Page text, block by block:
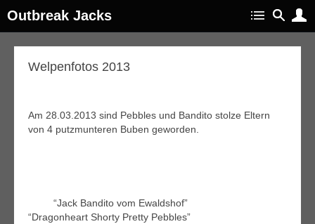
Outbreak Jacks
Welpenfotos 2013
Am 28.03.2013 sind Pebbles und Bandito stolze Eltern
von 4 putzmunteren Buben geworden.
“Jack Bandito vom Ewaldshof”
“Dragonheart Shorty Pretty Pebbles”